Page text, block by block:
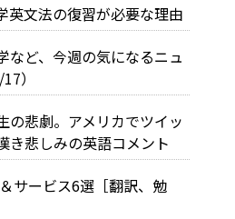
英文法の復習が必要な理由
など、今週の気になるニュ
）
の悲劇。アメリカでツイッ
き悲しみの英語コメント
サービス6選［翻訳、勉